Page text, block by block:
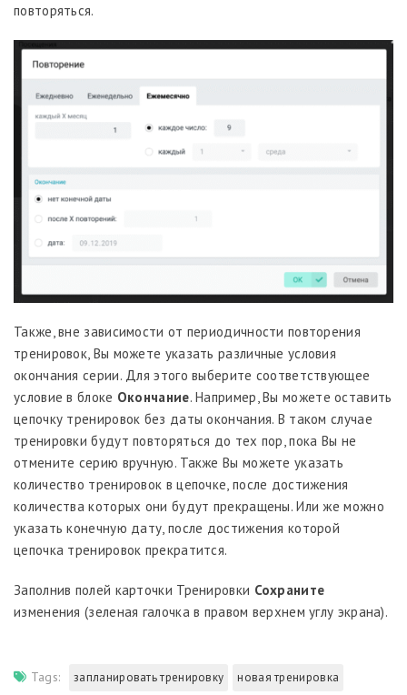
повторяться.
Также, вне зависимости от периодичности повторения
тренировок, Вы можете указать различные условия
окончания серии. Для этого выберите соответствующее
условие в блоке Окончание. Например, Вы можете оставить
цепочку тренировок без даты окончания. В таком случае
тренировки будут повторяться до тех пор, пока Вы не
отмените серию вручную. Также Вы можете указать
количество тренировок в цепочке, после достижения
количества которых они будут прекращены. Или же можно
указать конечную дату, после достижения которой
цепочка тренировок прекратится.
Заполнив полей карточки Тренировки Сохраните
изменения (зеленая галочка в правом верхнем углу экрана).
Tags: запланировать тренировку
новая тренировка